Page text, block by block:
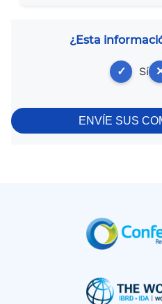
¿Esta
✓ Sí
ENVÍE SUS